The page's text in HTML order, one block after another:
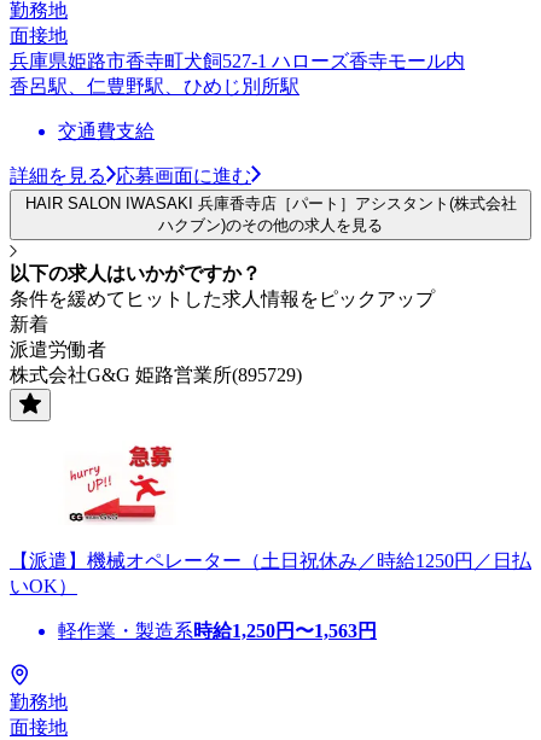
勤務地
面接地
兵庫県姫路市香寺町犬飼527-1 ハローズ香寺モール内
香呂駅、仁豊野駅、ひめじ別所駅
交通費支給
詳細を見る 応募画面に進む
HAIR SALON IWASAKI 兵庫香寺店［パート］アシスタント(株式会社
ハクブン)のその他の求人を見る
以下の求人はいかがですか？
条件を緩めてヒットした求人情報をピックアップ
新着
派遣労働者
株式会社G&G 姫路営業所(895729)
【派遣】機械オペレーター（土日祝休み／時給1250円／日払
いOK）
軽作業・製造系時給1,250円〜1,563円
勤務地
面接地